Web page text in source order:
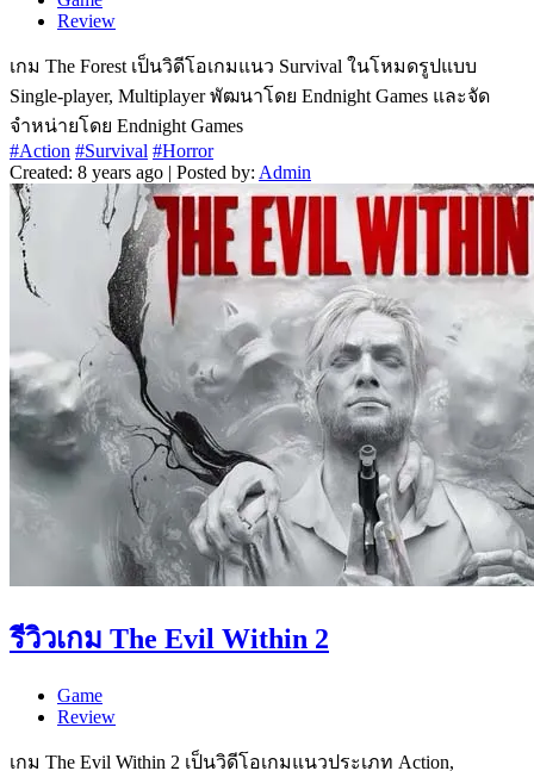
Review
เกม The Forest เป็นวิดีโอเกมแนว Survival ในโหมดรูปแบบ
Single-player, Multiplayer พัฒนาโดย Endnight Games และจัด
จำหน่ายโดย Endnight Games
#Action #Survival #Horror
Created: 8 years ago | Posted by: Admin
รีวิวเกม The Evil Within 2
Game
Review
เกม The Evil Within 2 เป็นวิดีโอเกมแนวประเภท Action,